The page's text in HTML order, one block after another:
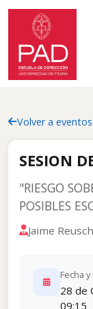
Volver a eventos
SESION
"RIESGO
POSIBLES
Jaime
Fecha
28 de
09:15